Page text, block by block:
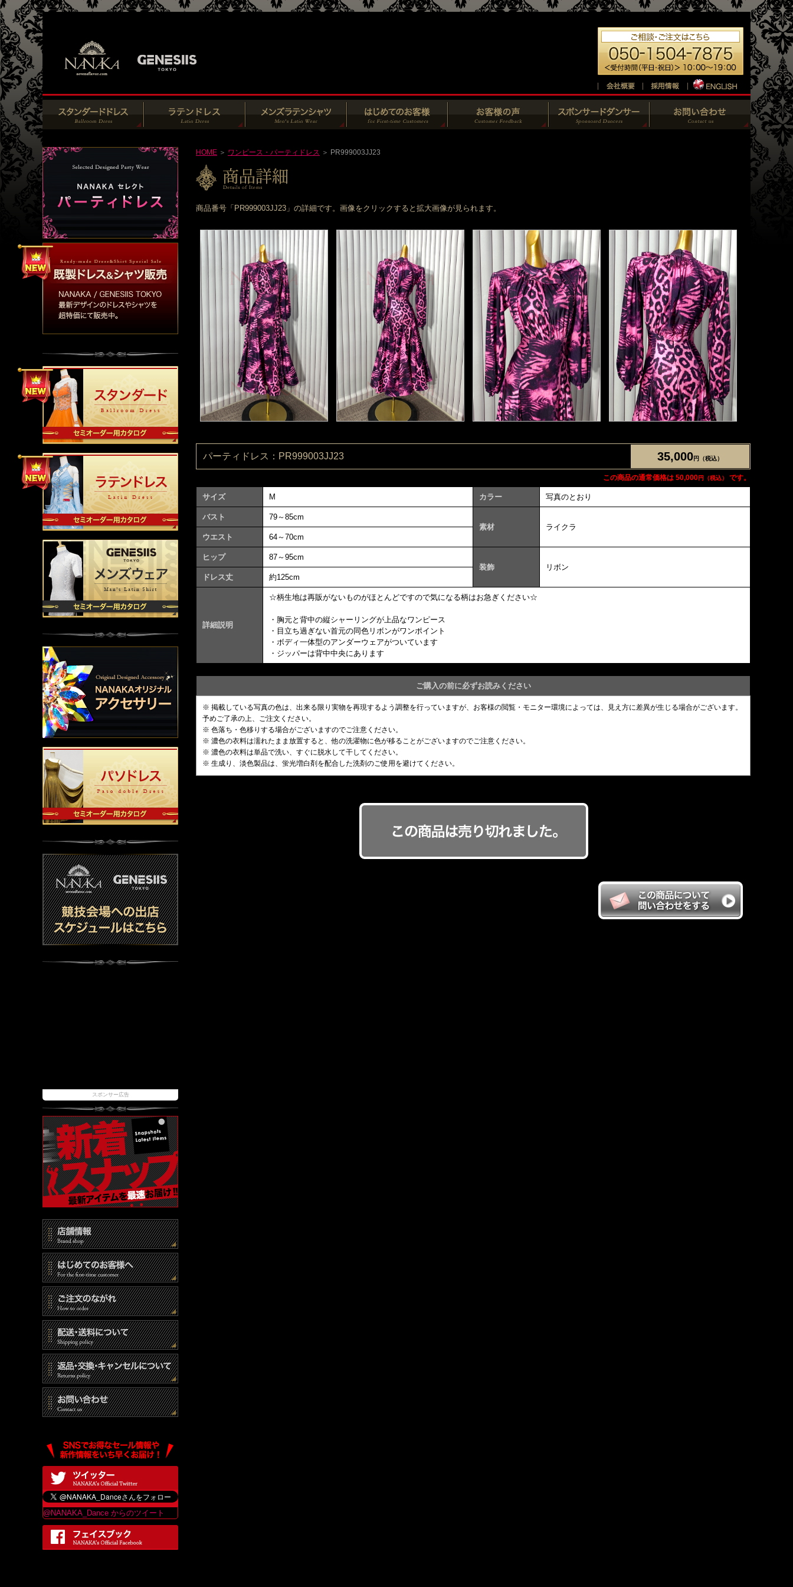
スポンサー広告
@NANAKA_Dance からのツイート
HOME ＞ ワンピース・パーティドレス ＞ PR999003JJ23
商品番号「PR999003JJ23」の詳細です。画像をクリックすると拡大画像が見られます。
パーティドレス：PR999003JJ23 35,000円（税込）
この商品の通常価格は 50,000円（税込） です。
サイズ M カラー 写真のとおり
バスト
79～85cm
素材
ライクラ
ウエスト
64～70cm
ヒップ
87～95cm
装飾
リボン
ドレス丈
約125cm
詳細説明
☆柄生地は再販がないものがほとんどですので気になる柄はお急ぎください☆
・胸元と背中の縦シャーリングが上品なワンピース
・目立ち過ぎない首元の同色リボンがワンポイント
・ボディ一体型のアンダーウェアがついています
・ジッパーは背中中央にあります
ご購入の前に必ずお読みください
※ 掲載している写真の色は、出来る限り実物を再現するよう調整を行っていますが、お客様の閲覧・モニター環境によっては、見え方に差異が生じる場合がございます。
予めご了承の上、ご注文ください。
※ 色落ち・色移りする場合がございますのでご注意ください。
※ 濃色の衣料は濡れたまま放置すると、他の洗濯物に色が移ることがございますのでご注意ください。
※ 濃色の衣料は単品で洗い、すぐに脱水して干してください。
※ 生成り、淡色製品は、蛍光増白剤を配合した洗剤のご使用を避けてください。